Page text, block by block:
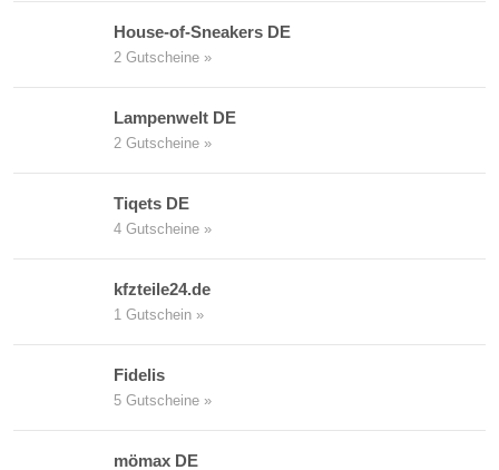
House-of-Sneakers DE
2 Gutscheine »
Lampenwelt DE
2 Gutscheine »
Tiqets DE
4 Gutscheine »
kfzteile24.de
1 Gutschein »
Fidelis
5 Gutscheine »
mömax DE